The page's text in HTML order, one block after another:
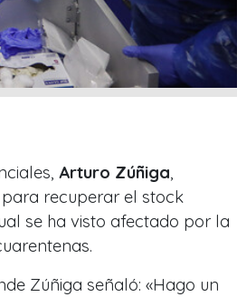
Arturo Zúñiga
para recuperar el stock
se ha visto afectado por la
Zúñiga señaló: «Hago un